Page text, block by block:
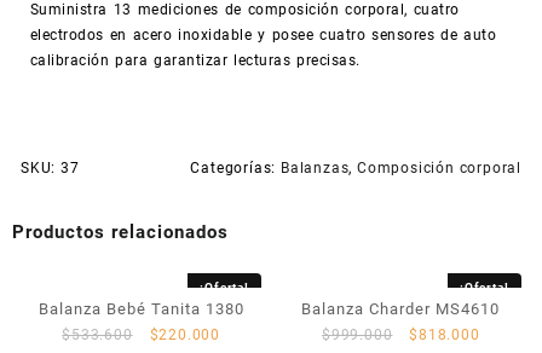
Suministra 13 mediciones de composición corporal, cuatro
electrodos en acero inoxidable y posee cuatro sensores de auto
calibración para garantizar lecturas precisas.
SKU: 37 Categorías: Balanzas, Composición corporal
Productos relacionados
¡Oferta!
Balanza Bebé Tanita 1380
$533.600 $220.000
¡Oferta!
Balanza Charder MS4610
$999.000 $818.000